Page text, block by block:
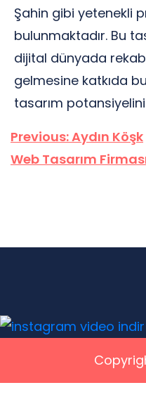
Şahin gibi yetenekli
bulunmaktadır. Bu
dijital dünyada
gelmesine katkıda
tasarım
Yazı
gezinmesi
Previous:Aydın Köşk
Web Tasarım